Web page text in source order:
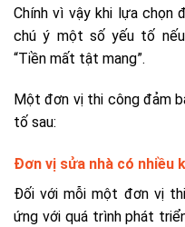
Chính vì vậy khi lựa chọn
chú ý một số yếu tố
“Tiền mất tật mang”.
Một đơn vị thi công đảm
tố sau:
Đơn vị sửa nhà có nhiều
Đối với mỗi một đơn vị
ứng với quá trình phát